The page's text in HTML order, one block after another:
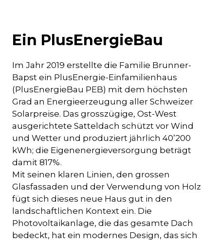
Ein PlusEnergieBau
Im Jahr 2019 erstellte die Familie Brunner-
Bapst ein PlusEnergie-Einfamilienhaus
(PlusEnergieBau PEB) mit dem höchsten
Grad an Energieerzeugung aller Schweizer
Solarpreise. Das grosszügige, Ost-West
ausgerichtete Satteldach schützt vor Wind
und Wetter und produziert jährlich 40’200
kWh; die Eigenenergieversorgung beträgt
damit 817%.
Mit seinen klaren Linien, den grossen
Glasfassaden und der Verwendung von Holz
fügt sich dieses neue Haus gut in den
landschaftlichen Kontext ein. Die
Photovoltaikanlage, die das gesamte Dach
bedeckt, hat ein modernes Design, das sich